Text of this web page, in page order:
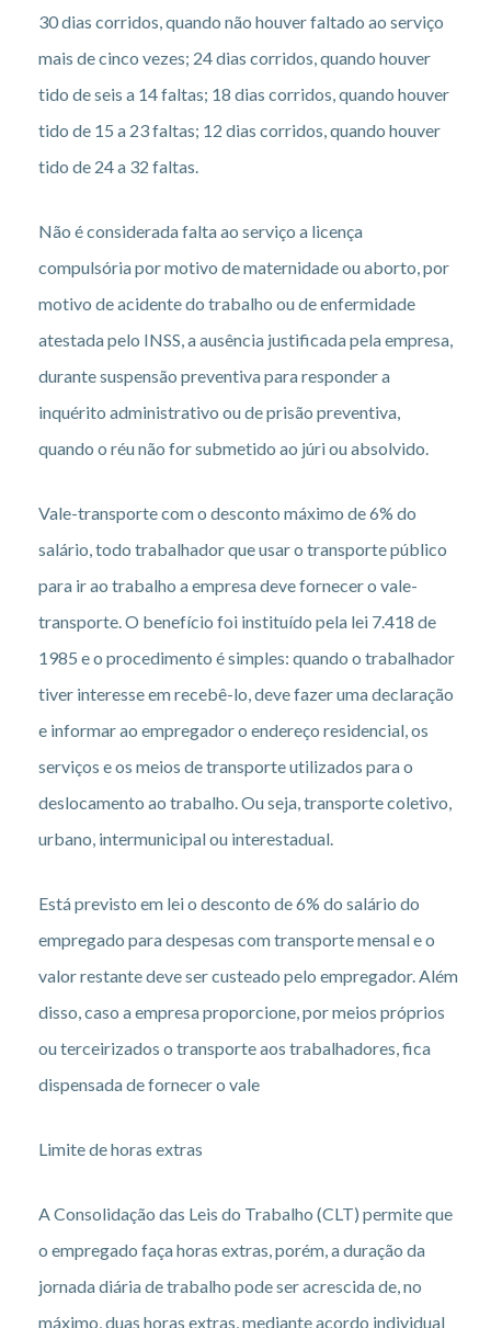
30 dias corridos, quando não houver faltado ao serviço
mais de cinco vezes; 24 dias corridos, quando houver
tido de seis a 14 faltas; 18 dias corridos, quando houver
tido de 15 a 23 faltas; 12 dias corridos, quando houver
tido de 24 a 32 faltas.
Não é considerada falta ao serviço a licença
compulsória por motivo de maternidade ou aborto, por
motivo de acidente do trabalho ou de enfermidade
atestada pelo INSS, a ausência justificada pela empresa,
durante suspensão preventiva para responder a
inquérito administrativo ou de prisão preventiva,
quando o réu não for submetido ao júri ou absolvido.
Vale-transporte com o desconto máximo de 6% do
salário, todo trabalhador que usar o transporte público
para ir ao trabalho a empresa deve fornecer o vale-
transporte. O benefício foi instituído pela lei 7.418 de
1985 e o procedimento é simples: quando o trabalhador
tiver interesse em recebê-lo, deve fazer uma declaração
e informar ao empregador o endereço residencial, os
serviços e os meios de transporte utilizados para o
deslocamento ao trabalho. Ou seja, transporte coletivo,
urbano, intermunicipal ou interestadual.
Está previsto em lei o desconto de 6% do salário do
empregado para despesas com transporte mensal e o
valor restante deve ser custeado pelo empregador. Além
disso, caso a empresa proporcione, por meios próprios
ou terceirizados o transporte aos trabalhadores, fica
dispensada de fornecer o vale
Limite de horas extras
A Consolidação das Leis do Trabalho (CLT) permite que
o empregado faça horas extras, porém, a duração da
jornada diária de trabalho pode ser acrescida de, no
máximo, duas horas extras, mediante acordo individual